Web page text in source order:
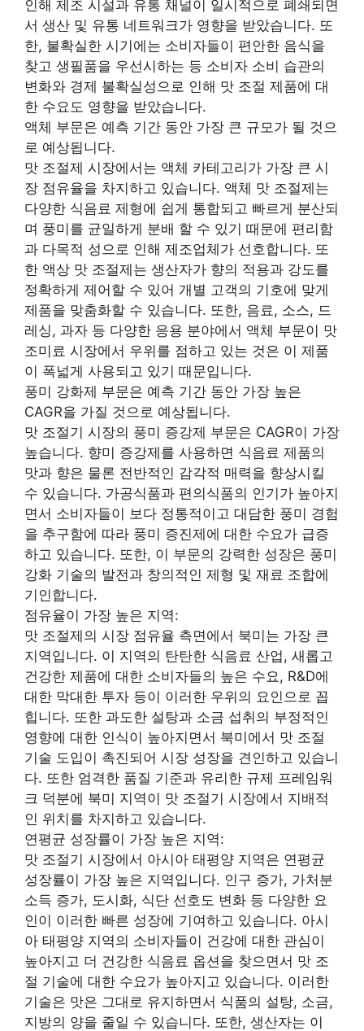
인해 제조 시설과 유통 채널이 일시적으로 폐쇄되면
서 생산 및 유통 네트워크가 영향을 받았습니다. 또
한, 불확실한 시기에는 소비자들이 편안한 음식을
찾고 생필품을 우선시하는 등 소비자 소비 습관의
변화와 경제 불확실성으로 인해 맛 조절 제품에 대
한 수요도 영향을 받았습니다.
액체 부문은 예측 기간 동안 가장 큰 규모가 될 것으
로 예상됩니다.
맛 조절제 시장에서는 액체 카테고리가 가장 큰 시
장 점유율을 차지하고 있습니다. 액체 맛 조절제는
다양한 식음료 제형에 쉽게 통합되고 빠르게 분산되
며 풍미를 균일하게 분배 할 수 있기 때문에 편리함
과 다목적 성으로 인해 제조업체가 선호합니다. 또
한 액상 맛 조절제는 생산자가 향의 적용과 강도를
정확하게 제어할 수 있어 개별 고객의 기호에 맞게
제품을 맞춤화할 수 있습니다. 또한, 음료, 소스, 드
레싱, 과자 등 다양한 응용 분야에서 액체 부문이 맛
조미료 시장에서 우위를 점하고 있는 것은 이 제품
이 폭넓게 사용되고 있기 때문입니다.
풍미 강화제 부문은 예측 기간 동안 가장 높은
CAGR을 가질 것으로 예상됩니다.
맛 조절기 시장의 풍미 증강제 부문은 CAGR이 가장
높습니다. 향미 증강제를 사용하면 식음료 제품의
맛과 향은 물론 전반적인 감각적 매력을 향상시킬
수 있습니다. 가공식품과 편의식품의 인기가 높아지
면서 소비자들이 보다 정통적이고 대담한 풍미 경험
을 추구함에 따라 풍미 증진제에 대한 수요가 급증
하고 있습니다. 또한, 이 부문의 강력한 성장은 풍미
강화 기술의 발전과 창의적인 제형 및 재료 조합에
기인합니다.
점유율이 가장 높은 지역:
맛 조절제의 시장 점유율 측면에서 북미는 가장 큰
지역입니다. 이 지역의 탄탄한 식음료 산업, 새롭고
건강한 제품에 대한 소비자들의 높은 수요, R&D에
대한 막대한 투자 등이 이러한 우위의 요인으로 꼽
힙니다. 또한 과도한 설탕과 소금 섭취의 부정적인
영향에 대한 인식이 높아지면서 북미에서 맛 조절
기술 도입이 촉진되어 시장 성장을 견인하고 있습니
다. 또한 엄격한 품질 기준과 유리한 규제 프레임워
크 덕분에 북미 지역이 맛 조절기 시장에서 지배적
인 위치를 차지하고 있습니다.
연평균 성장률이 가장 높은 지역:
맛 조절기 시장에서 아시아 태평양 지역은 연평균
성장률이 가장 높은 지역입니다. 인구 증가, 가처분
소득 증가, 도시화, 식단 선호도 변화 등 다양한 요
인이 이러한 빠른 성장에 기여하고 있습니다. 아시
아 태평양 지역의 소비자들이 건강에 대한 관심이
높아지고 더 건강한 식음료 옵션을 찾으면서 맛 조
절 기술에 대한 수요가 높아지고 있습니다. 이러한
기술은 맛은 그대로 유지하면서 식품의 설탕, 소금,
지방의 양을 줄일 수 있습니다. 또한, 생산자는 이